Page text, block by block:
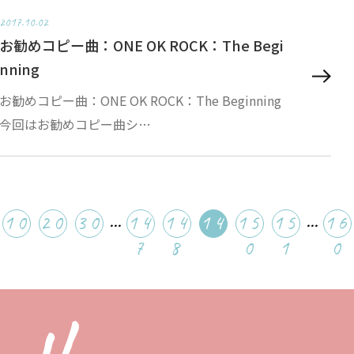
2017.10.02
お勧めコピー曲：ONE OK ROCK：The Begi
nning
お勧めコピー曲：ONE OK ROCK：The Beginning
今回はお勧めコピー曲シ…
10 20 30 ... 14
7
14
8
14 15
0
15
1
... 16
0